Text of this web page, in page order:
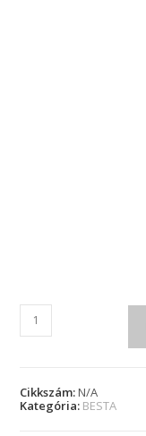
Cikkszám:N/A
Kategória: BESTA